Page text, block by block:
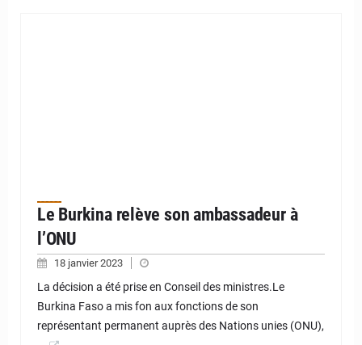
Le Burkina relève son ambassadeur à
l’ONU
18 janvier 2023
La décision a été prise en Conseil des ministres.Le
Burkina Faso a mis fon aux fonctions de son
représentant permanent auprès des Nations unies (ONU),